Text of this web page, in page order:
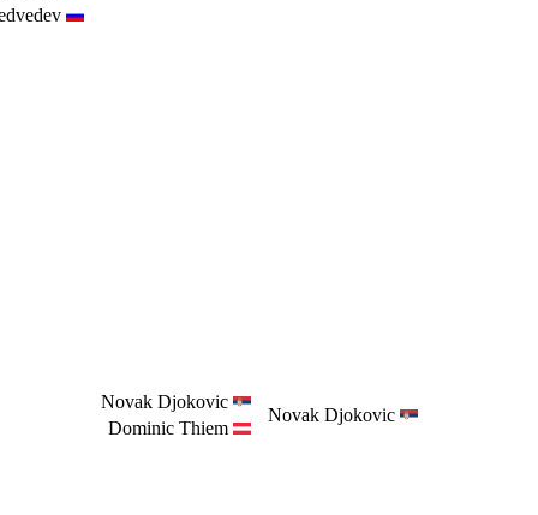
Novak Djokovic
Dominic Thiem
Novak Djokovic